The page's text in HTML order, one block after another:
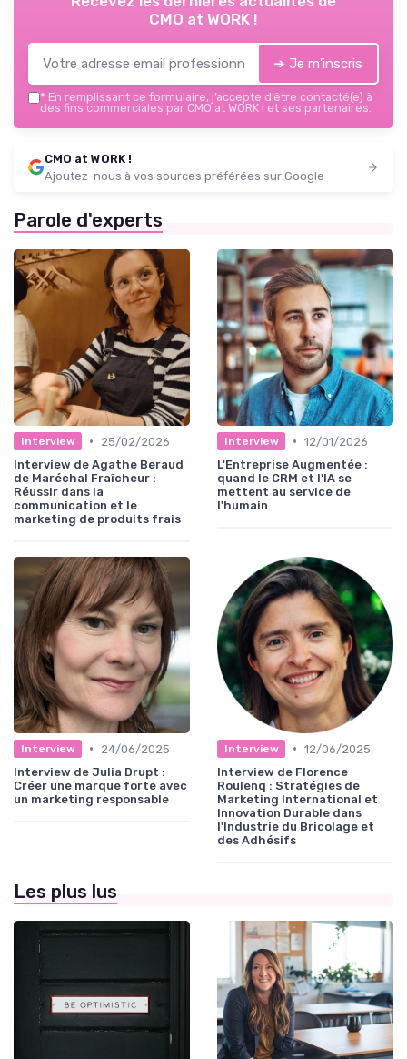
CMO at WORK !
➔ Je m'inscris
* En remplissant ce formulaire, j’accepte d’être contacté(e) à
des fins commerciales par CMO at WORK ! et ses partenaires.
CMO at WORK !
Ajoutez-nous à vos sources préférées sur Google
Parole d'experts
Interview •
25/02/2026
Interview de Agathe Beraud
de Maréchal Fraîcheur :
Réussir dans la
communication et le
marketing de produits frais
Interview • 12/01/2026
L'Entreprise Augmentée :
quand le CRM et l'IA se
mettent au service de
l'humain
Interview •
24/06/2025
Interview de Julia Drupt :
Créer une marque forte avec
un marketing responsable
Interview • 12/06/2025
Interview de Florence
Roulenq : Stratégies de
Marketing International et
Innovation Durable dans
l'Industrie du Bricolage et
des Adhésifs
Les plus lus